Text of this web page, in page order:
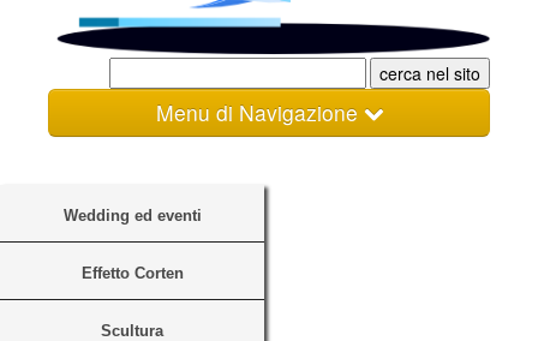
Menu di Navigazione
Gallery
Materiali
Wedding ed eventi
Effetto Corten
Scultura